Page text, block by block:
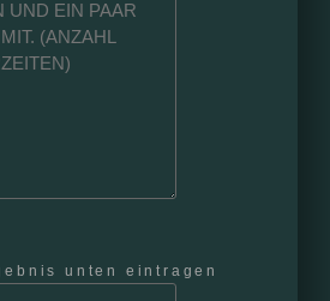
unten eintragen